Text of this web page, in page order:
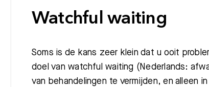
Watchful waiting
Soms is de kans zeer klein dat u ooit
doel van watchful waiting (Nederlands:
van behandelingen te vermijden, en alleen